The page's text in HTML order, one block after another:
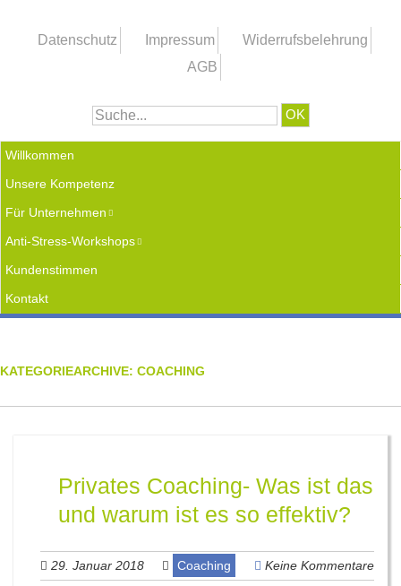
SpringenDatenschutz Impressum
Widerrufsbelehrung
AGB
Menü
Zum Inhalt Springen
Willkommen
Unsere Kompetenz
Für Unternehmen
Anti-Stress-Workshops
Kundenstimmen
Kontakt
KATEGORIEARCHIVE: COACHING
Privates Coaching- Was ist das
und warum ist es so effektiv?
29. Januar 2018 Coaching Keine Kommentare